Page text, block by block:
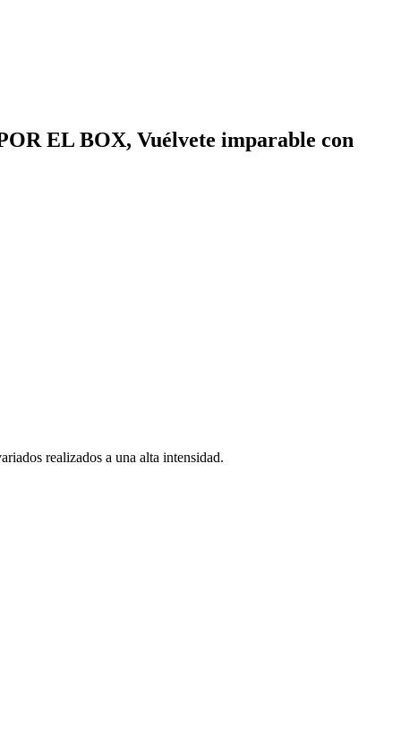
EL BOX, Vuélvete imparable con
realizados a una alta intensidad.